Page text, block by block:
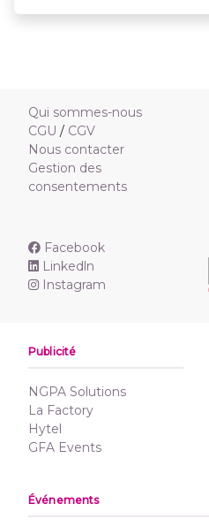
Qui sommes-nous
CGU / CGV
Nous contacter
Gestion des
consentements
Facebook
Linkedln
Instagram
Publicité
NGPA Solutions
La Factory
Hytel
GFA Events
Événements